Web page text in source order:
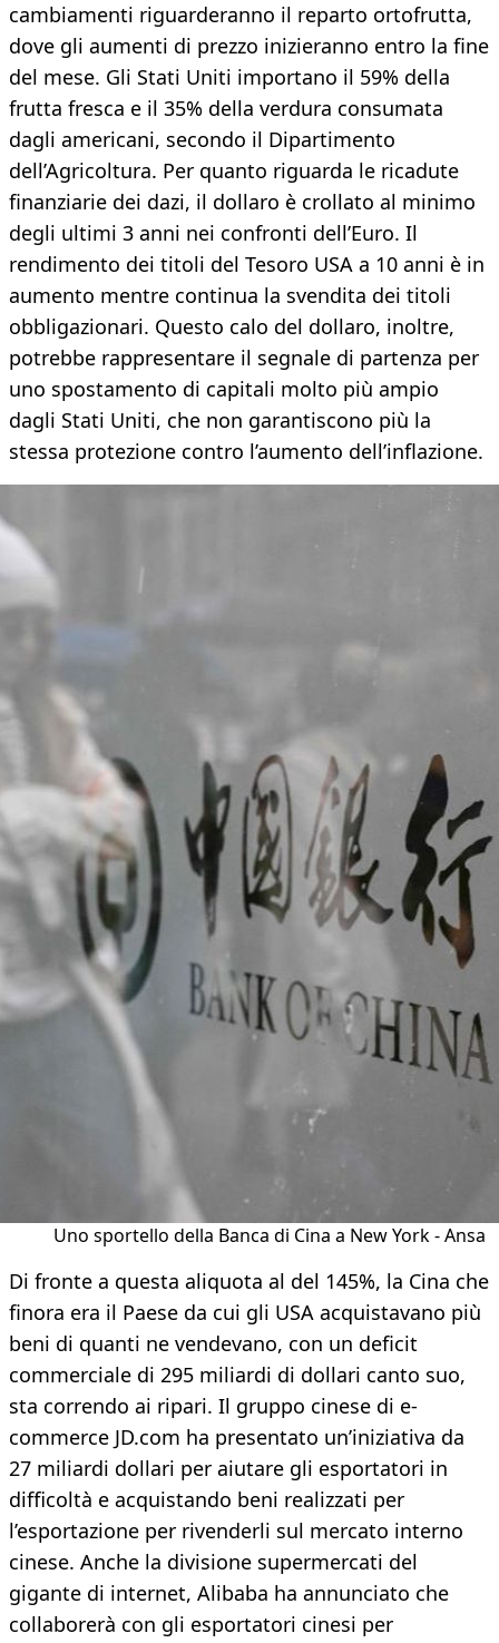
cambiamenti riguarderanno il reparto ortofrutta,
dove gli aumenti di prezzo inizieranno entro la fine
del mese. Gli Stati Uniti importano il 59% della
frutta fresca e il 35% della verdura consumata
dagli americani, secondo il Dipartimento
dell’Agricoltura. Per quanto riguarda le ricadute
finanziarie dei dazi, il dollaro è crollato al minimo
degli ultimi 3 anni nei confronti dell’Euro. Il
rendimento dei titoli del Tesoro USA a 10 anni è in
aumento mentre continua la svendita dei titoli
obbligazionari. Questo calo del dollaro, inoltre,
potrebbe rappresentare il segnale di partenza per
uno spostamento di capitali molto più ampio
dagli Stati Uniti, che non garantiscono più la
stessa protezione contro l’aumento dell’inflazione.
Uno sportello della Banca di Cina a New York - Ansa
Di fronte a questa aliquota al del 145%, la Cina che
finora era il Paese da cui gli USA acquistavano più
beni di quanti ne vendevano, con un deficit
commerciale di 295 miliardi di dollari canto suo,
sta correndo ai ripari. Il gruppo cinese di e-
commerce JD.com ha presentato un’iniziativa da
27 miliardi dollari per aiutare gli esportatori in
difficoltà e acquistando beni realizzati per
l’esportazione per rivenderli sul mercato interno
cinese. Anche la divisione supermercati del
gigante di internet, Alibaba ha annunciato che
collaborerà con gli esportatori cinesi per